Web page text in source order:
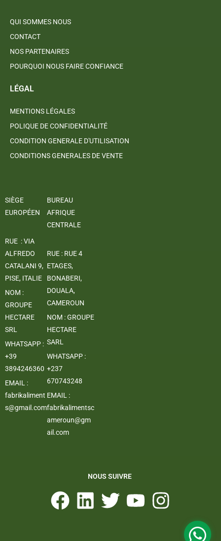
QUI SOMMES NOUS
CONTACT
NOS PARTENAIRES
POURQUOI NOUS FAIRE CONFIANCE
LÉGAL
MENTIONS LÉGALES
POLIQUE DE CONFIDENTIALITÉ
CONDITION GENERALE D'UTILISATION
CONDITIONS GENERALES DE VENTE
SIÈGE
EUROPÉEN
RUE : VIA
ALFREDO
CATALANI 9,
PISE, ITALIE
NOM :
GROUPE
HECTARE
SRL
WHATSAPP :
+39
3894246360
EMAIL :
fabrikaliment
s@gmail.com
BUREAU
AFRIQUE
CENTRALE
RUE : RUE 4
ETAGES,
BONABERI,
DOUALA,
CAMEROUN
NOM : GROUPE
HECTARE
SARL
WHATSAPP :
+237
670743248
EMAIL :
fabrikalimentsc
ameroun@gm
ail.com
NOUS SUIVRE